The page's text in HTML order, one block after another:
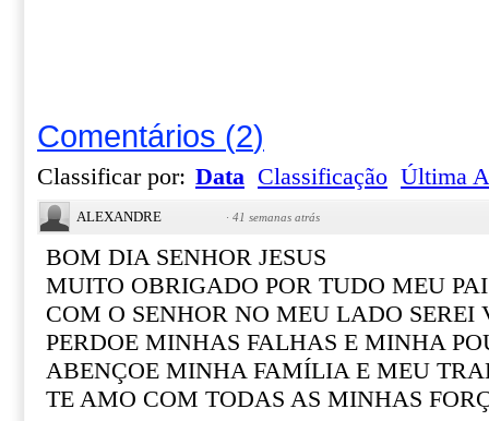
Comentários (2)
Classificar por: Data Classificação Última
ALEXANDRE · 41 semanas atrás
BOM DIA SENHOR JESUS
MUITO OBRIGADO POR TUDO MEU PAI
COM O SENHOR NO MEU LADO SEREI
PERDOE MINHAS FALHAS E MINHA
ABENÇOE MINHA FAMÍLIA E MEU
TE AMO COM TODAS AS MINHAS